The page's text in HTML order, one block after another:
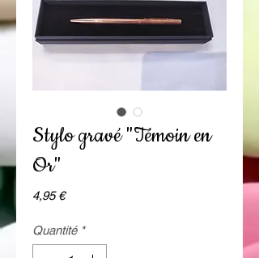
Stylo gravé "Témoin en
Or"
4,95 €Prix
Quantité *